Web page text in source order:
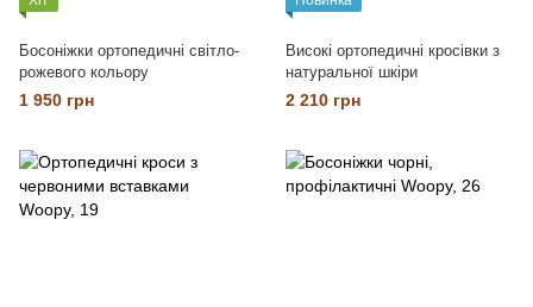
Босоніжки ортопедичні світло-
рожевого кольору
1 950 грн
Високі ортопедичні кросівки з
натуральної шкіри
2 210 грн